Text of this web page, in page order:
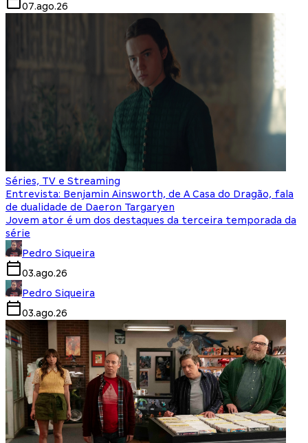
07.ago.26
Séries, TV e Streaming
Entrevista: Benjamin Ainsworth, de A Casa do Dragão, fala
de dualidade de Daeron Targaryen
Jovem ator é um dos destaques da terceira temporada da
série
Pedro Siqueira
03.ago.26
Pedro Siqueira
03.ago.26